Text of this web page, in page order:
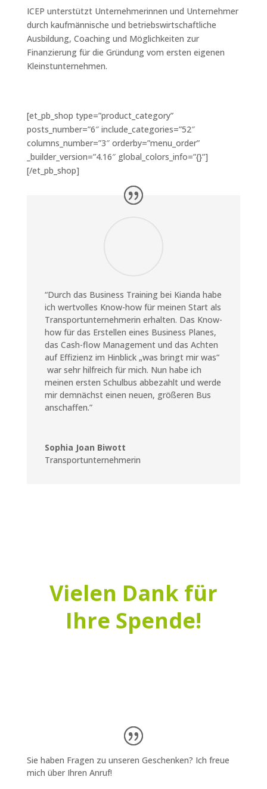
ICEP unterstützt Unternehmerinnen und Unternehmer
durch kaufmännische und betriebswirtschaftliche
Ausbildung, Coaching und Möglichkeiten zur
Finanzierung für die Gründung vom ersten eigenen
Kleinstunternehmen.
[et_pb_shop type=”product_category”
posts_number=”6″ include_categories=”52″
columns_number=”3″ orderby=”menu_order”
_builder_version=”4.16″ global_colors_info=”{}”]
[/et_pb_shop]
“Durch das Business Training bei Kianda habe
ich wertvolles Know-how für meinen Start als
Transportunternehmerin erhalten. Das Know-
how für das Erstellen eines Business Planes,
das Cash-flow Management und das Achten
auf Effizienz im Hinblick „was bringt mir was“
war sehr hilfreich für mich. Nun habe ich
meinen ersten Schulbus abbezahlt und werde
mir demnächst einen neuen, größeren Bus
anschaffen.”
Sophia Joan Biwott
Transportunternehmerin
Vielen Dank für
Ihre Spende!
Sie haben Fragen zu unseren Geschenken? Ich freue
mich über Ihren Anruf!